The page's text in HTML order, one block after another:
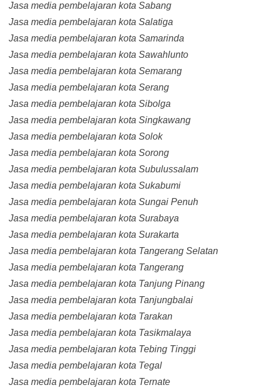
Jasa media pembelajaran kota Sabang
Jasa media pembelajaran kota Salatiga
Jasa media pembelajaran kota Samarinda
Jasa media pembelajaran kota Sawahlunto
Jasa media pembelajaran kota Semarang
Jasa media pembelajaran kota Serang
Jasa media pembelajaran kota Sibolga
Jasa media pembelajaran kota Singkawang
Jasa media pembelajaran kota Solok
Jasa media pembelajaran kota Sorong
Jasa media pembelajaran kota Subulussalam
Jasa media pembelajaran kota Sukabumi
Jasa media pembelajaran kota Sungai Penuh
Jasa media pembelajaran kota Surabaya
Jasa media pembelajaran kota Surakarta
Jasa media pembelajaran kota Tangerang Selatan
Jasa media pembelajaran kota Tangerang
Jasa media pembelajaran kota Tanjung Pinang
Jasa media pembelajaran kota Tanjungbalai
Jasa media pembelajaran kota Tarakan
Jasa media pembelajaran kota Tasikmalaya
Jasa media pembelajaran kota Tebing Tinggi
Jasa media pembelajaran kota Tegal
Jasa media pembelajaran kota Ternate